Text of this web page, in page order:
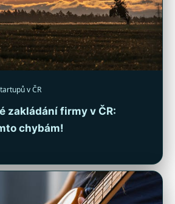
v ČR
zakládání firmy v ČR:
chybám!